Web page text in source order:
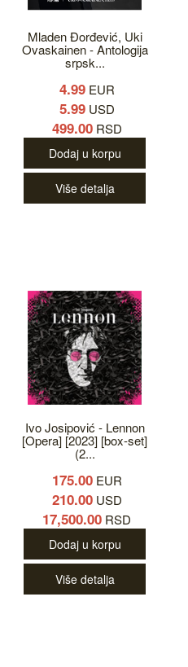
Mladen Đorđević, Uki
Ovaskainen - Antologija
srpsk...
4.99EUR
5.99USD
499.00RSD
Dodaj u korpu
Više detalja
Ivo Josipović - Lennon
[Opera] [2023] [box-set]
(2...
175.00EUR
210.00USD
17,500.00 RSD
Dodaj u korpu
Više detalja